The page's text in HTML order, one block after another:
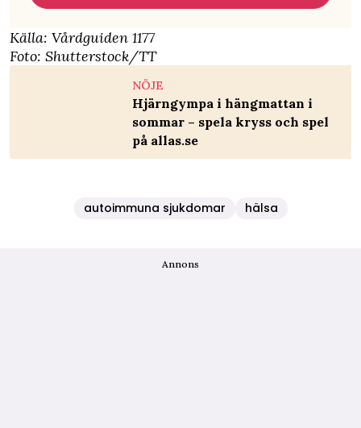
Källa: Vårdguiden 1177
Foto: Shutterstock/TT
NÖJE
Hjärngympa i hängmattan i
sommar – spela kryss och spel
på allas.se
autoimmuna sjukdomar hälsa
Annons